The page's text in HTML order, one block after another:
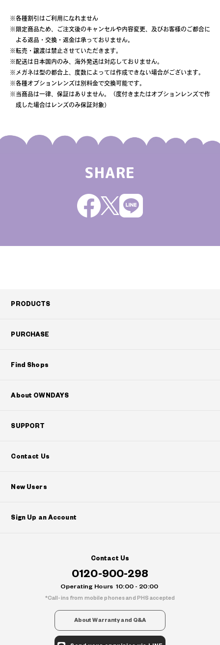
※各種割引はご利用になれません
※ 限定商品ため、ご注文後のキャンセルや内容変更、及びお客様のご都合に
よる返品・交換・返金は承っておりません。
※転売・譲渡は禁止させていただきます。
※配送は日本国内のみ、海外発送は対応しておりません。
※ メガネは型の都合上、度数によっては作成できない場合がございます。
※各種オプションレンズは別料金で交換可能です。
※当商品は一律、保証はありません。（度付きまたはオプションレンズで作
成した場合はレンズのみ保証対象）
SHARE
PRODUCTS
PURCHASE
Find Shops
About OWNDAYS
SUPPORT
Contact Us
New Users
Sign Up an Account
Contact Us
0120-900-298
Operating Hours 10:00 - 20:00
Call-ins from mobile phones and PHS accepted
About Warranty and Q&A